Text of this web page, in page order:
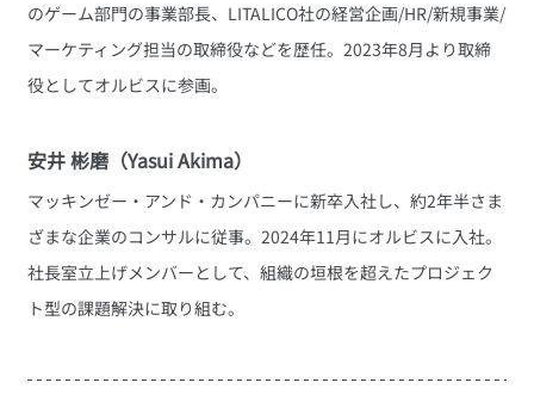
のゲーム部門の事業部長、LITALICO社の経営企画/HR/新規事業/
マーケティング担当の取締役などを歴任。2023年8月より取締
役としてオルビスに参画。
安井 彬磨（Yasui Akima）
マッキンゼー・アンド・カンパニーに新卒入社し、約2年半さま
ざまな企業のコンサルに従事。2024年11月にオルビスに入社。
社長室立上げメンバーとして、組織の垣根を超えたプロジェク
ト型の課題解決に取り組む。